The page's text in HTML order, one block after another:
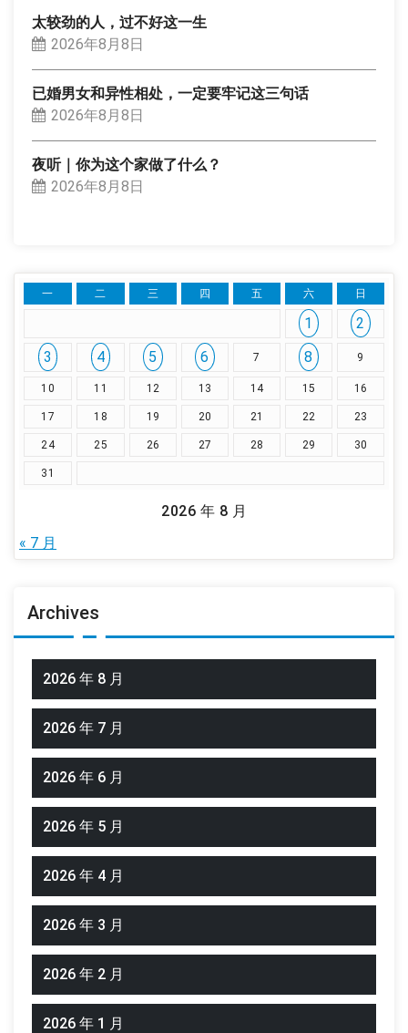
太较劲的人，过不好这一生
2026年8月8日
已婚男女和异性相处，一定要牢记这三句话
2026年8月8日
夜听｜你为这个家做了什么？
2026年8月8日
2026 年 8 月
一 二 三 四 五 六 日
1
2
3
4 5 6 7 8 9
10 11 12 13 14 15 16
17 18 19 20 21 22 23
24 25 26 27 28 29 30
31
« 7 月
Archives
2026 年 8 月
2026 年 7 月
2026 年 6 月
2026 年 5 月
2026 年 4 月
2026 年 3 月
2026 年 2 月
2026 年 1 月